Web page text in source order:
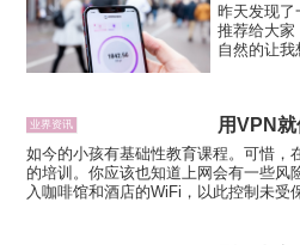
昨天发现了
推荐给大家
自然的让我
子，除了锤
业界资讯 用VPN
如今的小孩有基础性教育课程。可惜，
的培训。你应该也知道上网会有一些风
入咖啡馆和酒店的WiFi，以此控制未受